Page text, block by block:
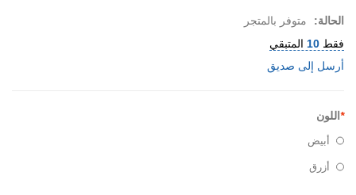
الحالة:
متوفر بالمتجر
فقط 10 المتبقي
أرسل إلى صديق
* اللون
أبيض
أزرق